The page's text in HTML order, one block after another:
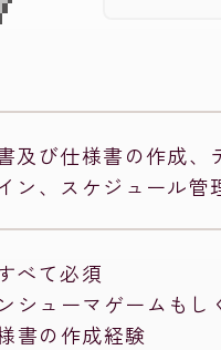
及び仕様書の作成、
ン、スケジュール
べて必須
シューマゲームもし
書の作成経験